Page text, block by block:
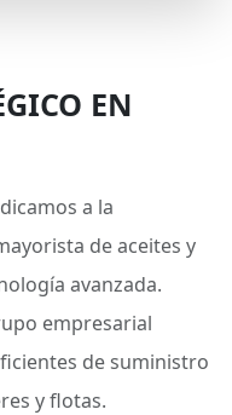
EN
a la
de aceites y
avanzada.
empresarial
de suministro
y flotas.